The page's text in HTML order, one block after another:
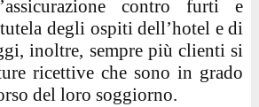
contro furti e
degli ospiti dell’hotel e di
inoltre, sempre più clienti si
ricettive che sono in grado
del loro soggiorno.